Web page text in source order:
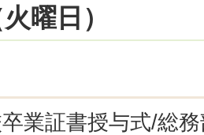
曜日）
業証書授与式/総